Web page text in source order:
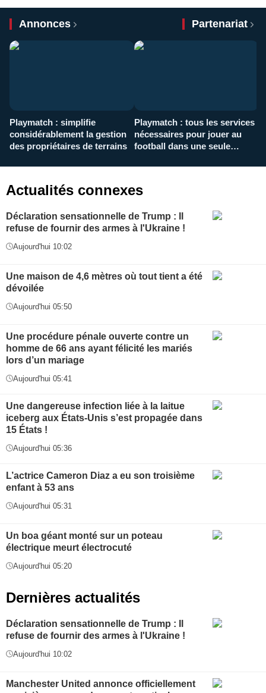
Annonces Partenariat
Playmatch : simplifie
considérablement la gestion
des propriétaires de terrains
Playmatch : tous les services
nécessaires pour jouer au
football dans une seule
Actualités connexes
Déclaration sensationnelle de Trump : Il
refuse de fournir des armes à l'Ukraine !
Aujourd'hui 10:02
Une maison de 4,6 mètres où tout tient a été
dévoilée
Aujourd'hui 05:50
Une procédure pénale ouverte contre un
homme de 66 ans ayant félicité les mariés
lors d’un mariage
Aujourd'hui 05:41
Une dangereuse infection liée à la laitue
iceberg aux États-Unis s’est propagée dans
15 États !
Aujourd'hui 05:36
L’actrice Cameron Diaz a eu son troisième
enfant à 53 ans
Aujourd'hui 05:31
Un boa géant monté sur un poteau
électrique meurt électrocuté
Aujourd'hui 05:20
Dernières actualités
Déclaration sensationnelle de Trump : Il
refuse de fournir des armes à l'Ukraine !
Aujourd'hui 10:02
Manchester United annonce officiellement